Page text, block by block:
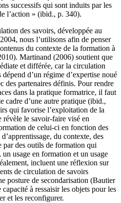
successifs qui sont induits par les
l’action » (ibid., p. 340).
des savoirs, développée au
nous l’utilisons afin de penser
du contexte de la formation à
Martinand (2006) soutient que
et différée, car la circulation
d’un régime d’expertise noué
des partenaires définis. Pour rendre
dans la pratique formatrice, il faut
d’une autre pratique (ibid.,
qui favorise l’exploitation de la
le savoir-faire visé en
de celui-ci en fonction des
du contexte, des
par des outils de formation qui
usage en formation et un usage
incluent une réflexion sur
de circulation de savoirs
posture de secondarisation (Bautier
à ressaisir les objets pour les
et les reconfigurer.